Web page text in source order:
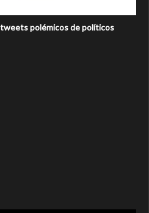
polémicos de políticos